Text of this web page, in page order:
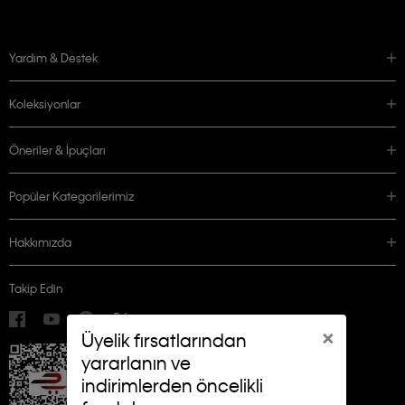
×
Üyelik fırsatlarından
yararlanın ve
indirimlerden öncelikli
Yardım & Destek
Koleksiyonlar
Öneriler & İpuçları
Popüler Kategorilerimiz
Hakkımızda
Takip Edin